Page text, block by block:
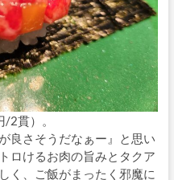
2貫）。
良さそうだなぁー』と思い
ロけるお肉の旨みとタクア
く、ご飯がまったく邪魔に